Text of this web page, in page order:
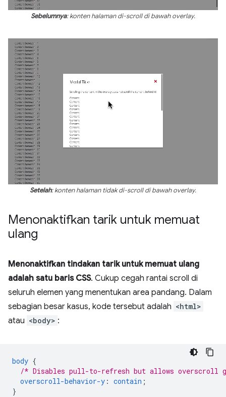
Sebelumnya: konten halaman di-scroll di bawah overlay.
Setelah: konten halaman tidak di-scroll di bawah overlay.
Menonaktifkan tarik untuk memuat
ulang
Menonaktifkan tindakan tarik untuk memuat ulang
adalah satu baris CSS. Cukup cegah rantai scroll di
seluruh elemen yang menentukan area pandang. Dalam
sebagian besar kasus, kode tersebut adalah <html>
atau <body> :
body {
/* Disables pull-to-refresh but allows overscroll
overscroll-behavior-y : contain ;
}